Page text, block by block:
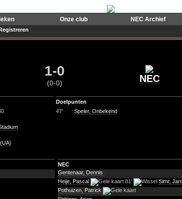
Onze club NEC Archief
1-0
(0-0) NEC
Doelpunten
47'
Speler, Onbekend
NEC
Gentenaar, Dennis
Heije, Pascal
81'
Simr,
Pothuizen, Patrick